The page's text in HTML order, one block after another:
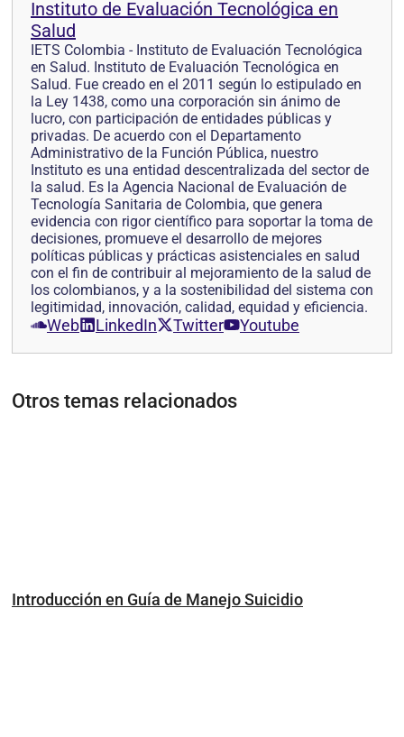
Instituto de Evaluación Tecnológica en
Salud
IETS Colombia - Instituto de Evaluación Tecnológica
en Salud. Instituto de Evaluación Tecnológica en
Salud. Fue creado en el 2011 según lo estipulado en
la Ley 1438, como una corporación sin ánimo de
lucro, con participación de entidades públicas y
privadas. De acuerdo con el Departamento
Administrativo de la Función Pública, nuestro
Instituto es una entidad descentralizada del sector de
la salud. Es la Agencia Nacional de Evaluación de
Tecnología Sanitaria de Colombia, que genera
evidencia con rigor científico para soportar la toma de
decisiones, promueve el desarrollo de mejores
políticas públicas y prácticas asistenciales en salud
con el fin de contribuir al mejoramiento de la salud de
los colombianos, y a la sostenibilidad del sistema con
legitimidad, innovación, calidad, equidad y eficiencia.
Web LinkedIn Twitter Youtube
Otros temas relacionados
Introducción en Guía de Manejo Suicidio